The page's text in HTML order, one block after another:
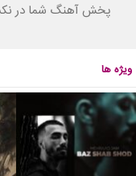
پخش آهنگ شما در
ویژه ها